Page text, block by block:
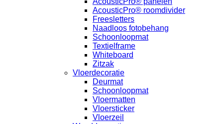
AcousticPro® roomdivider
Freesletters
Naadloos fotobehang
Schoonloopmat
Textielframe
Whiteboard
Zitzak
Vloerdecoratie
Deurmat
Schoonloopmat
Vloermatten
Vloersticker
Vloerzeil